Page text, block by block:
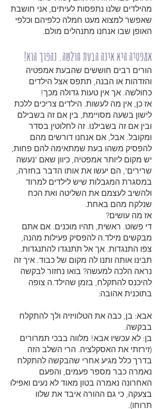
מהילדים שלנו נתפסות לעיתים, אני חושבת
שאפשר למצוא מעט חמלה כלפיהם וכלפי
האופן שבו אנחנו מתנהלים מולם.
אמפטיה היא אינה הבעת חולשה. נהפוך הוא!
הורים רבים חוששים שהבעת אמפטיה
והזדהות או הבנה, תתפס אצל הילדים
כחולשה. אך אין טעות גדולה מכך!
אז כן, אין מה לעשות. הילדים צריכים ללכת
לישון בשעה מסויימת, בין אם זה בשבילם
ובין אם זה בשבילנו. זה לחלוטין בסדר
ומקובל. אבל, אם אנחנו דורשים מהם
להפסיק משהו בעת שמתאימה להם פחות,
יש מקום ליותר אמפטיה, כיוון שאם 'נעשה
שרירים', הם יעשו את אותו הדבר בחזרה,
במסגרת המגבלות שיש לילדים למרוד
ולהשיב לעצמם את השליטה ואת הכח
שנלקח מהם באחת.
אז מה עושים?
די פשוט. ראשית, תהיו מוכנים. אם אתם
מבקשים מילד.ה להפסיק פעילות מהנה,
צפו התנגדות. אך אל תתנגדו להתנגדות.
תבינו אותה ותנו לה מקום של כבוד. איך זה
נראה הלכה למעשה? בואו נחזור לבקשה
להיכנס להתקלח, בזמן שהילד.ה צופה
בתוכנית אהובה:
אבא: בן, כבה את הטלוויזיה ולך להתקלח
בבקשה.
בן: לא עכשיו אבא! מלווה בבכי תמרורים
(זירזתי את האסקלציה. הרי השלב הזה
בדרך כלל מגיע אחרי שהבקשה להתקלח
נאמרה כבר מספר פעמים, והפעם
האחרונה נאמרה בטון מאוד לא נעים ואפילו
בצעקה, כי גם ההורה איבד את שלוו
תרוחו).